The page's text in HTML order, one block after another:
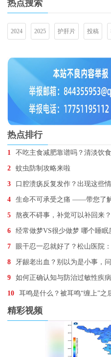
热点搜索
2024 2025 护肝片 投稿
热点排行
1 不吃主食减肥靠谱吗？清淡饮
2 蚊虫防制攻略来啦
3 口腔溃疡反复发作？出现这些
4 生命不可承受之痛 ——带您了
5 熬夜不碍事，补觉可以补回来？
6 经常做梦VS很少做梦 哪个睡眠
7 眼干忍一忍就好了？松山医院
8 牙龈老出血？别以为是小事，
9 如何正确认知与防治过敏性疾病
10 耳鸣是什么？被耳鸣“缠上”之
精彩视频